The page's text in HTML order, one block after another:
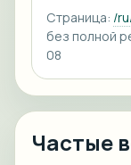
Страница: /
без полной
08
Частые